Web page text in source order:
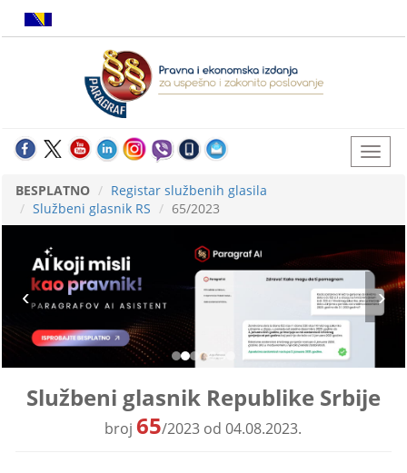
BESPLATNO
Registar službenih glasila
Službeni glasnik RS
65/2023
Službeni glasnik Republike Srbije
broj65/2023 od 04.08.2023.